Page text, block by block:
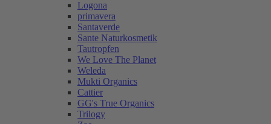
Logona
primavera
Santaverde
Sante Naturkosmetik
Tautropfen
We Love The Planet
Weleda
Mukti Organics
Cattier
GG's True Organics
Trilogy